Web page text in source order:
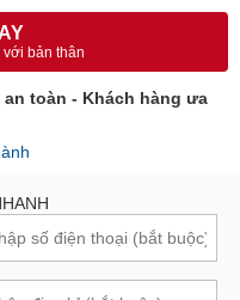
bản thân
toàn - Khách hàng ưa